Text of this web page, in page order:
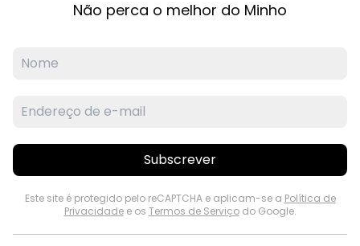
Não perca o melhor do Minho
Subscrever
Este site é protegido pelo reCAPTCHA e aplicam-se a Política de
Privacidadee os Termos de Serviçodo Google.